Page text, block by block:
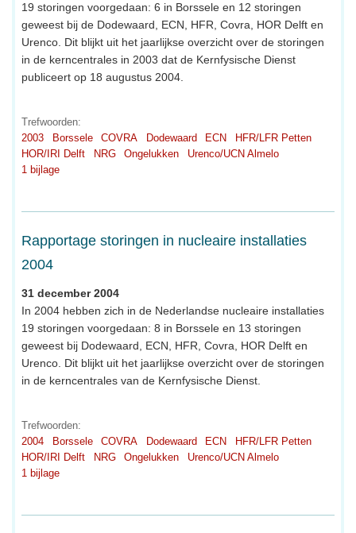
19 storingen voorgedaan: 6 in Borssele en 12 storingen
geweest bij de Dodewaard, ECN, HFR, Covra, HOR Delft en
Urenco. Dit blijkt uit het jaarlijkse overzicht over de storingen
in de kerncentrales in 2003 dat de Kernfysische Dienst
publiceert op 18 augustus 2004.
Trefwoorden:
2003
Borssele COVRA Dodewaard ECN
HFR/LFR Petten
HOR/IRI Delft
NRG Ongelukken
Urenco/UCN Almelo
1 bijlage
Rapportage storingen in nucleaire installaties
2004
31 december 2004
In 2004 hebben zich in de Nederlandse nucleaire installaties
19 storingen voorgedaan: 8 in Borssele en 13 storingen
geweest bij Dodewaard, ECN, HFR, Covra, HOR Delft en
Urenco. Dit blijkt uit het jaarlijkse overzicht over de storingen
in de kerncentrales van de Kernfysische Dienst.
Trefwoorden:
2004
Borssele COVRA Dodewaard ECN
HFR/LFR Petten
HOR/IRI Delft
NRG Ongelukken
Urenco/UCN Almelo
1 bijlage